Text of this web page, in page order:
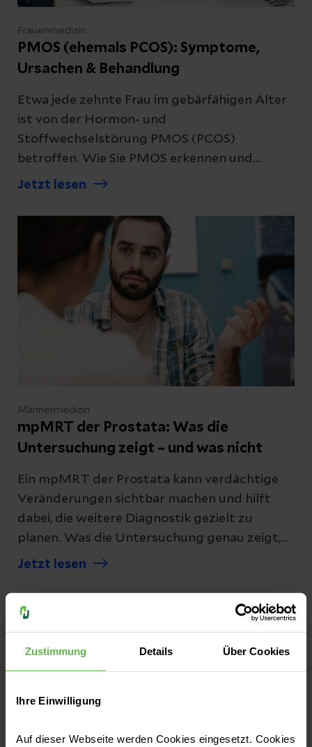
Zustimmung Details Über Cookies
Ihre Einwilligung
Auf dieser Webseite werden Cookies eingesetzt. Cookies
Frauenmedizin
PMOS (ehemals PCOS): Symptome,
Ursachen & Behandlung
Etwa jede zehnte Frau im gebärfähigen Alter
ist von der Hormon- und
Stoffwechselstörung PMOS (PCOS)
betroffen. Wie Sie PMOS erkennen und
welche Behandlungsmöglichkeiten es gibt,
Jetzt lesen
Männermedizin
mpMRT der Prostata: Was die
Untersuchung zeigt – und was nicht
Ein mpMRT der Prostata kann verdächtige
Veränderungen sichtbar machen und hilft
dabei, die weitere Diagnostik gezielt zu
planen. Was die Untersuchung genau zeigt,
wie sie abläuft und ob sie eine Biopsie
Jetzt lesen